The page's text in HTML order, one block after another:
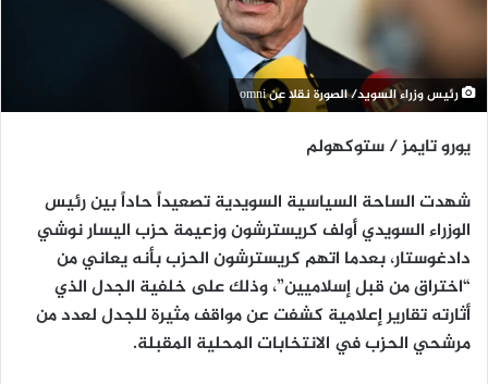
رئيس وزراء السويد/ الصورة نقلا عن omni
يورو تايمز / ستوكهولم
شهدت الساحة السياسية السويدية تصعيداً حاداً بين رئيس
الوزراء السويدي أولف كريسترشون وزعيمة حزب اليسار نوشي
دادغوستار، بعدما اتهم كريسترشون الحزب بأنه يعاني من
“اختراق من قبل إسلاميين”، وذلك على خلفية الجدل الذي
أثارته تقارير إعلامية كشفت عن مواقف مثيرة للجدل لعدد من
مرشحي الحزب في الانتخابات المحلية المقبلة.